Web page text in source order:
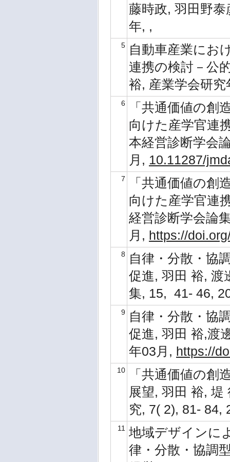
藤時政, 羽田野
年, ,
5
自動車産業にお
連携の検討－公
裕, 産業学会研
6
「共通価値の創
向けた産学官連
本経営診断学会
月, 10.11287/
7
「共通価値の創
向けた産学官連
経営診断学会論
月, https://
8
自律・分散・協
促進, 羽田 裕, 渡
集, 15, 41- 46,
9
自律・分散・協
促進, 羽田 裕,渡
年03月, https://
10
「共通価値の
展望, 羽田 裕, 堤
究, 7( 2), 81-
11
地域デザインに
律・分散・協調